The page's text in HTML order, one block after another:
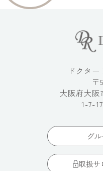
ドクタ
〒
大阪府大阪
1-7-
グ
取扱サ